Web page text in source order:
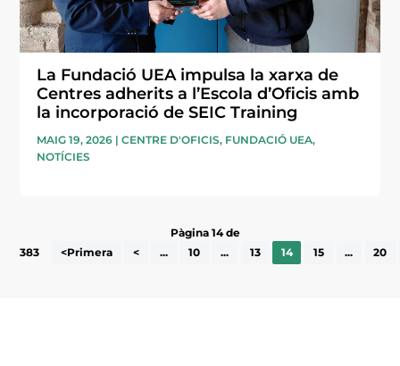
La Fundació UEA impulsa la xarxa de
Centres adherits a l’Escola d’Oficis amb
la incorporació de SEIC Training
MAIG 19, 2026 |CENTRE D'OFICIS, FUNDACIÓ UEA,
NOTÍCIES
Pàgina 14 de
383
<Primera < ... 10 ... 13 14 15 ... 20